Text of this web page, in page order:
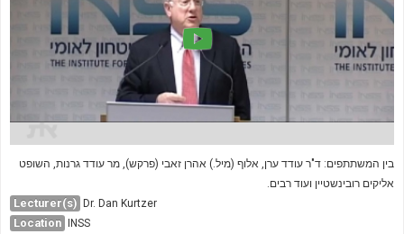
בין המשתתפים: ד"ר עודד ערן, אלוף (מיל.) אהרן זאבי (פרקש), מר עודד גרנות, השופט
אליקים רובינשטיין ועוד רבים.
Lecturer(s) Dr. Dan Kurtzer
Location INSS